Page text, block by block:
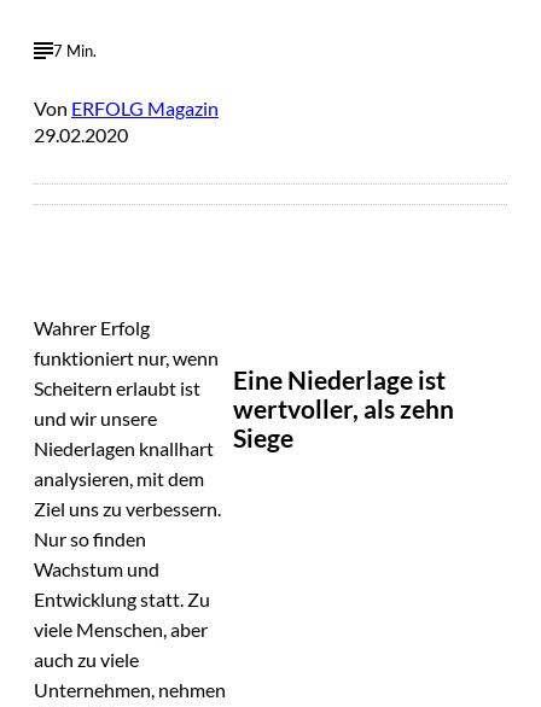
7 Min.
Von ERFOLG Magazin
29.02.2020
Wahrer Erfolg
funktioniert nur, wenn
Scheitern erlaubt ist
und wir unsere
Niederlagen knallhart
analysieren, mit dem
Ziel uns zu verbessern.
Nur so finden
Wachstum und
Entwicklung statt. Zu
viele Menschen, aber
auch zu viele
Unternehmen, nehmen
Eine Niederlage ist
wertvoller, als zehn
Siege